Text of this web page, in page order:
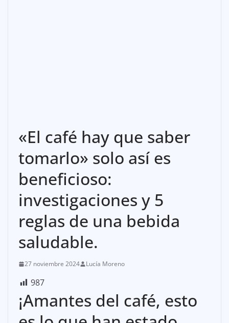
«El café hay que saber
tomarlo» solo así es
beneficioso:
investigaciones y 5
reglas de una bebida
saludable.
27 noviembre 2024 Lucía Moreno
987
¡Amantes del café, esto